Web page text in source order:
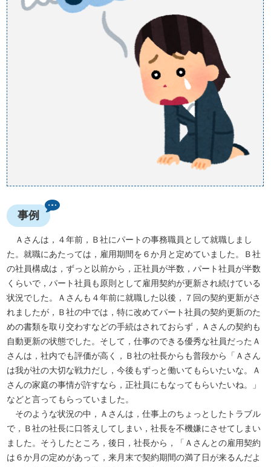
事例
Ａさんは，４年前，Ｂ社にパートの事務職員として就職しまし
た。就職にあたっては，雇用期間を６か月と定めていました。Ｂ社
の社員構成は，ずっと以前から，正社員が半数，パート社員が半数
くらいで，パート社員も原則として雇用契約が更新され続けている
状況でした。Ａさんも４年前に就職した以後，７回の契約更新がさ
れましたが，Ｂ社の中では，特に改めてパート社員の契約更新のた
めの書類を取り交わすなどの手続はされておらず，Ａさんの契約も
自動更新の状態でした。そして，仕事のできる優秀な社員だったＡ
さんは，社内でも評価が高く，Ｂ社の社長からも普段から「Ａさん
は我が社の大切な戦力だし，今後もずっと働いてもらいたいな。Ａ
さんの家庭の事情が許すなら，正社員にもなってもらいたいね。」
などと言ってもらっていました。
そのような状況の中，Ａさんは，仕事上のちょっとしたトラブル
で，Ｂ社の社長に口答えしてしまい，社長を不機嫌にさせてしまい
ました。そうしたところ，後日，社長から，「Ａさんとの雇用契約
は６か月の定めがあって，来月末で契約期間の満了日が来るんだよ